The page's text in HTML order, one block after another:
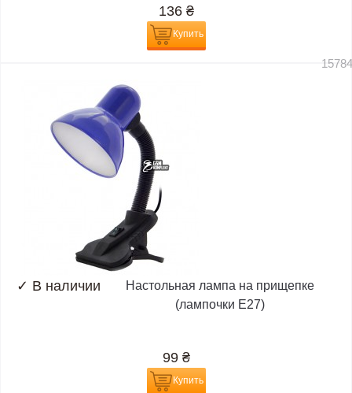
136 ₴
Купить
✓ В наличии
Настольная лампа на прищепке
(лампочки E27)
99 ₴
Купить